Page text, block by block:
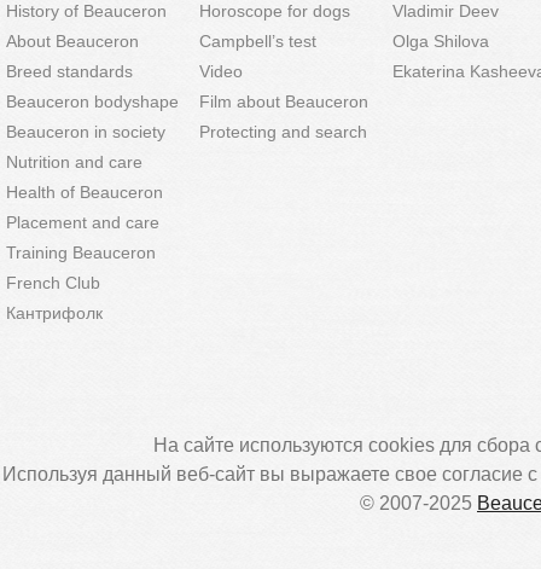
History of Beauceron
About Beauceron
Breed standards
Beauceron bodyshape
Beauceron in society
Nutrition and care
Health of Beauceron
Placement and care
Training Beauceron
French Club
Кантрифолк
Horoscope for dogs
Campbell’s test
Video
Film about Beauceron
Protecting and search
Vladimir Deev
Olga Shilova
Ekaterina
На сайте используются cookies для сбора
Используя данный веб-сайт вы выражаете свое согласие с
© 2007-2025